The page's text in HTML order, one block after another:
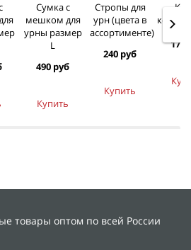
Сумка с
мешком для
урны размер
L
490 руб
Купить
Стропы для
урн (цвета в
ассортименте)
240 руб
Купить
170
товары оптом по всей России